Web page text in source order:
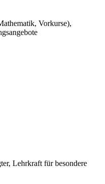
Vorkurse),
Lehrkraft für besondere